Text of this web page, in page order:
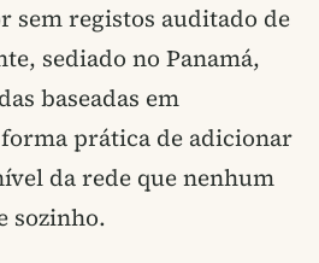
sem registos auditado de
sediado no Panamá,
baseadas em
prática de adicionar
da rede que nenhum
sozinho.